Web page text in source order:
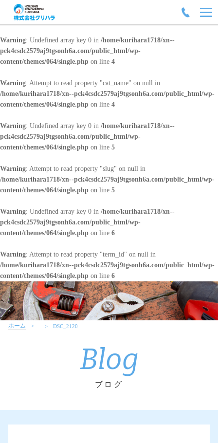
Warning: Undefined array key 0 in /home/kurihara1718/xn--
pck4csdc2579aj9tgsonh6a.com/public_html/wp-
content/themes/064/single.php on line 4
Warning: Attempt to read property "cat_name" on null in
/home/kurihara1718/xn--pck4csdc2579aj9tgsonh6a.com/public_html/wp-
content/themes/064/single.php on line 4
Warning: Undefined array key 0 in /home/kurihara1718/xn--
pck4csdc2579aj9tgsonh6a.com/public_html/wp-
content/themes/064/single.php on line 5
Warning: Attempt to read property "slug" on null in
/home/kurihara1718/xn--pck4csdc2579aj9tgsonh6a.com/public_html/wp-
content/themes/064/single.php on line 5
Warning: Undefined array key 0 in /home/kurihara1718/xn--
pck4csdc2579aj9tgsonh6a.com/public_html/wp-
content/themes/064/single.php on line 6
Warning: Attempt to read property "term_id" on null in
/home/kurihara1718/xn--pck4csdc2579aj9tgsonh6a.com/public_html/wp-
content/themes/064/single.php on line 6
ホーム DSC_2120
Blog
ブログ